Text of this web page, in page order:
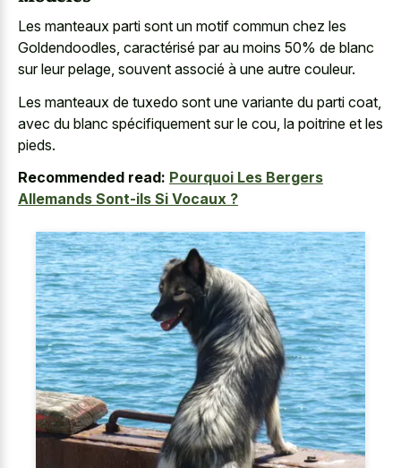
Les manteaux parti sont un motif commun chez les
Goldendoodles, caractérisé par au moins 50% de blanc
sur leur pelage, souvent associé à une autre couleur.
Les manteaux de tuxedo sont une variante du parti coat,
avec du blanc spécifiquement sur le cou, la poitrine et les
pieds.
Recommended read: Pourquoi Les Bergers
Allemands Sont-ils Si Vocaux ?